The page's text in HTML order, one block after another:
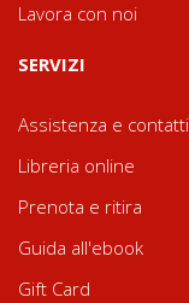
Lavora con noi
SERVIZI
Assistenza e contatti
Libreria online
Prenota e ritira
Guida all'ebook
Gift Card